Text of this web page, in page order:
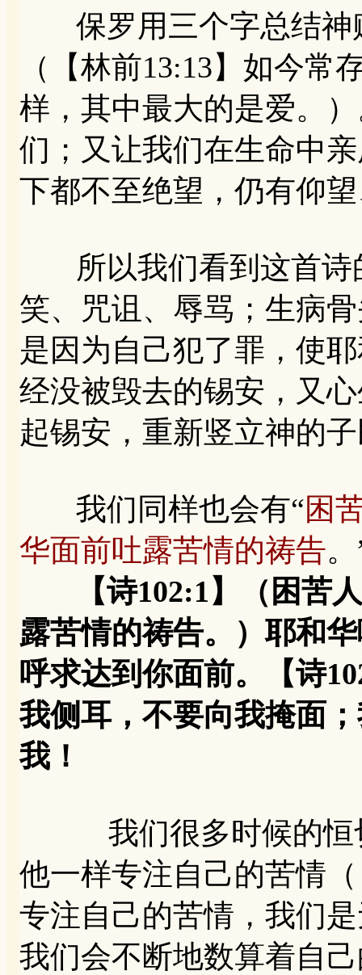
保罗用三个字总结神
（【林前13:13】如今
样，其中最大的是爱。
们；又让我们在生命中
下都不至绝望，仍有仰
所以我们看到这首诗
笑、咒诅、辱骂；生病
是因为自己犯了罪，使
经没被毁去的锡安，又
起锡安，重新竖立神的
我们同样也会有“困
华面前吐露苦情的祷告
【诗102:1】（困苦人
露苦情的祷告。）耶和
呼求达到你面前。【诗
我侧耳，不要向我掩面
我！
我们很多时候的恒切
他一样专注自己的苦情
专注自己的苦情，我们
我们会不断地数算着自